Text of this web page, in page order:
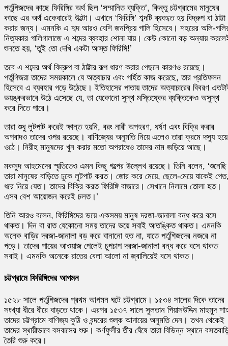
পর্তুগিজদের কাছে ফিরিঙ্গির অর্থ ছিল ‘সম্মানিত ব্যক্তি’, কিন্তু চট্টগ্রামের মানুষের
কাছে এর অর্থ একেবারেই উল্টো। এখানে ‘ফিরিঙ্গি’ শব্দটি ব্যবহৃত হয় বিদ্রুপ বা ঠাট্টা
করার জন্য। এমনকি এ শব্দ আরও বেশি জনপ্রিয় গালি হিসেবে। শহরের অলি-
নিত্যকার গালিগালাজে এ শব্দের ব্যবহার শোনা যায়। কেউ কোনো বড় অন্যায়
শুনতে হয়, ‘তুই তো দেখি একটা আস্ত ফিরিঙ্গি!’
তবে এ শব্দের অর্থ বিদ্রুপ বা ঠাট্টার রূপ ধারণ করার পেছনে কারণও রয়েছে।
পর্তুগিজরা তাদের সময়কালে যে অত্যাচার এবং গর্হিত কাজ করেছে, তার প্রতিফলন
হিসেবে এ ব্যবহার গড়ে উঠেছে। ইতিহাসের পাতায় তাদের অত্যাচারের বিবরণ
ভয়ঙ্করভাবে উঠে এসেছে যে, তা যেকোনো সুস্থ মস্তিষ্কের ব্যক্তিকেও অসুস্থ
করে দিতে পারে।
তারা শুধু লুটপাট করেই ক্ষান্ত হয়নি, বরং নারী অপহরণ, ধর্ষণ এবং বিক্রি করার
অপবাদও তাদের ওপর রয়েছে। বাণিজ্যের অনুমতি নিয়ে এলেও তারা ক্রমে দস্যু হয়ে
ওঠে। নিরীহ মানুষদের খুন করার মতো অপরাধেও তাদের নাম জড়িয়ে আছে।
মকসুদ আহমেদের স্মৃতিতেও এমন কিছু গল্পের উল্লেখ রয়েছে। তিনি বলেন, ‘শুনেছি
তারা মানুষের বাড়িতে ঢুকে লুটপাট করত। জোর করে মেয়ে, ছেলে-মেয়ে যাকেই
ধরে নিয়ে যেত। তাদের বিক্রি করত ফিরিঙ্গি বাজারে। সেখানে নিলামে তোলা হত।
এসব বেশ আয়োজন করেই চলত।’
তিনি আরও বলেন, ফিরিঙ্গিদের ভয়ে একসময় মানুষ দরজা-জানালা বন্ধ করে বসে
থাকত। দিন বা রাত যেকোনো সময় তাদের ভয়ে সবাই আতঙ্কিত থাকত। এমনকি
অনেক বাড়ির দরজা-জানালা বড় করে বানানো হত না, যাতে পর্তুগিজদের নজরে না
পড়ে। তাদের পায়ের আওয়াজ পেলেই চুপচাপ দরজা-জানালা বন্ধ করে বসে থাকত
সবাই। এমনকি অনেকে রাতের বেলা আলো না জ্বালিয়েই বসে থাকত।
চট্টগ্রামে ফিরিঙ্গিদের আগমন
১৫২৮ সালে পর্তুগিজদের প্রথম আগমন ঘটে চট্টগ্রামে। ১৫৩৪ সালের দিকে তাদের
সংখ্যা ধীরে ধীরে বাড়তে থাকে। এরপর ১৫৩৭ সালে সুলতান গিয়াসউদ্দিন মাহমুদ
তাদের চট্টগ্রামে বাণিজ্য কুঠি ও বন্দরের শুল্ক আদায়ের অনুমতি দেন। তখন থেকেই
তাদের স্থায়ীভাবে বসবাসের শুরু। কর্ণফুলীর তীর ঘেঁষে তারা বিভিন্ন স্থানে
তৈরি শুরু করে।